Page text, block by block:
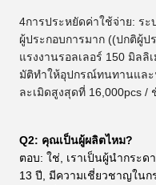
4การประหยัดค่าใช้จ่าย: ร
ผู้ประกอบการมาก ((ปกติผู้ป
แรงงานรอลเลอร์ 150 มิล
มัติทําให้อุปกรณ์ทนทานและ
ละเมิดสูงสุดที่ 16,000pcs /
Q2: คุณเป็นผู้ผลิตไหม?
ตอบ: ใช่, เราเป็นผู้นํากระด
13 ปี, มีความเชี่ยวชาญในก